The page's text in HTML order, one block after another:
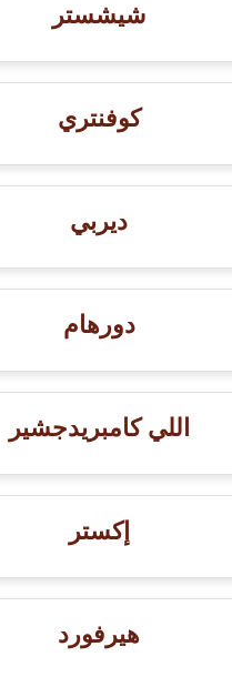
شيشستر
كوفنتري
ديربي
دورهام
اللي كامبريدجشير
إكستر
هيرفورد